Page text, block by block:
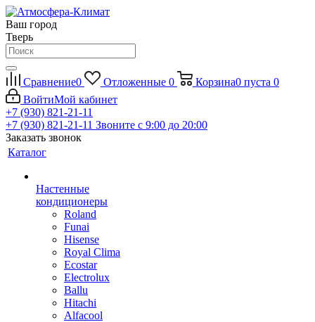
Ваш город
Тверь
Сравнение0 Отложенные 0 Корзина0 пуста 0
ВойтиМой кабинет
+7 (930) 821-21-11
+7 (930) 821-21-11 Звоните с 9:00 до 20:00
Заказать звонок
Каталог
Настенные
кондиционеры
Roland
Funai
Hisense
Royal Clima
Ecostar
Electrolux
Ballu
Hitachi
Alfacool